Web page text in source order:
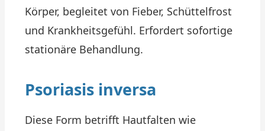
Körper, begleitet von Fieber, Schüttelfrost
und Krankheitsgefühl. Erfordert sofortige
stationäre Behandlung.
Psoriasis inversa
Diese Form betrifft Hautfalten wie